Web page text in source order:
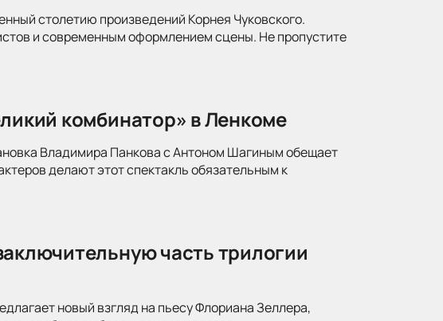
столетию произведений Корнея Чуковского.
и современным оформлением сцены. Не пропустите
комбинатор» в Ленкоме
Владимира Панкова с Антоном Шагиным обещает
делают этот спектакль обязательным к
часть трилогии
новый взгляд на пьесу Флориана Зеллера,